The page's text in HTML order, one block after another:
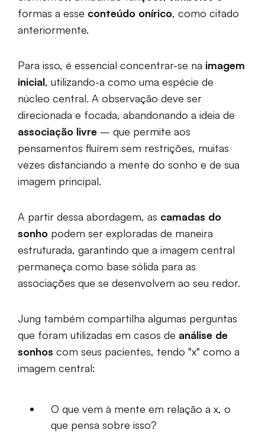
formas a esse conteúdo onírico, como citado
anteriormente.
Para isso, é essencial concentrar-se na imagem
inicial, utilizando-a como uma espécie de
núcleo central. A observação deve ser
direcionada e focada, abandonando a ideia de
associação livre – que permite aos
pensamentos fluírem sem restrições, muitas
vezes distanciando a mente do sonho e de sua
imagem principal.
A partir dessa abordagem, as camadas do
sonho podem ser exploradas de maneira
estruturada, garantindo que a imagem central
permaneça como base sólida para as
associações que se desenvolvem ao seu redor.
Jung também compartilha algumas perguntas
que foram utilizadas em casos de análise de
sonhos com seus pacientes, tendo "x" como a
imagem central:
O que vem à mente em relação a x, o
que pensa sobre isso?